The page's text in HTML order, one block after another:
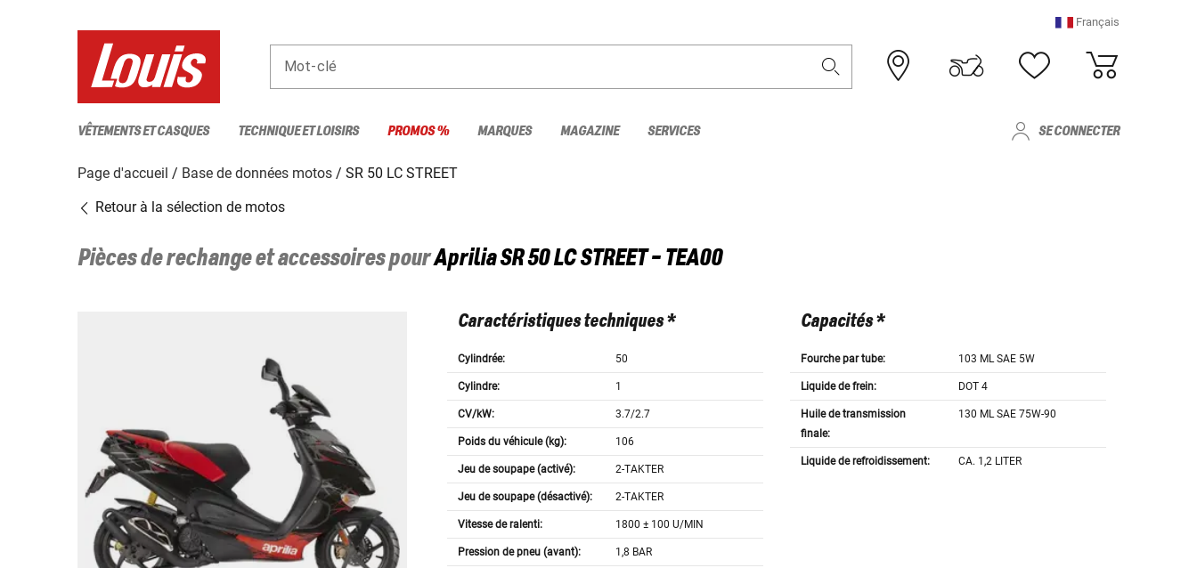
Français
Mot-clé
VÊTEMENTS ET CASQUES TECHNIQUE ET LOISIRS PROMOS % MARQUES MAGAZINE SERVICES SE CONNECTER
Page d'accueil Base de données motos
SR 50 LC STREET
Retour à la sélection de motos
Pièces de rechange et accessoires pourApriliaSR 50 LC STREET - TEA00
Caractéristiques techniques *
Cylindrée: 50
Cylindre: 1
CV/kW: 3.7/2.7
Poids du véhicule (kg): 106
Jeu de soupape (activé): 2-TAKTER
Jeu de soupape (désactivé): 2-TAKTER
Vitesse de ralenti: 1800 ± 100 U/MIN
Pression de pneu (avant): 1,8 BAR
Capacités *
Fourche par tube: 103 ML SAE 5W
Liquide de frein: DOT 4
Huile de transmission
finale:
130 ML SAE 75W-90
Liquide de refroidissement: CA. 1,2 LITER